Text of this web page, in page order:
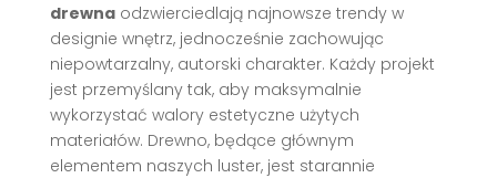
drewnaodzwierciedlają najnowsze trendy w
designie wnętrz, jednocześnie zachowując
niepowtarzalny, autorski charakter. Każdy projekt
jest przemyślany tak, aby maksymalnie
wykorzystać walory estetyczne użytych
materiałów. Drewno, będące głównym
elementem naszych luster, jest starannie